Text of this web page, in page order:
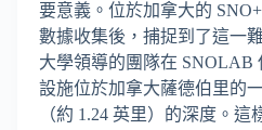
要意義。位於加拿大的
數據收集後，捕捉到了這一
大學領導的團隊在 SNOLAB
設施位於加拿大薩德伯里的
（約 1.24 英里）的深度。